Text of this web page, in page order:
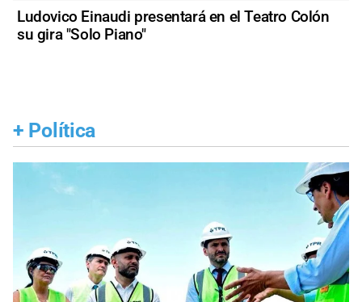
Ludovico Einaudi presentará en el Teatro Colón
su gira "Solo Piano"
+ Política